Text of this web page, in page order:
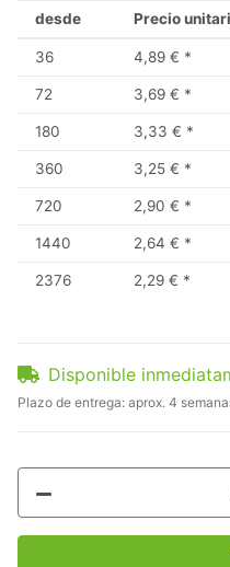
desde Precio
36 4,89 € *
72 3,69 € *
180 3,33 € *
360 3,25 € *
720 2,90 € *
1440 2,64 € *
2376 2,29 € *
Disponible
Plazo de entrega: aprox. 4